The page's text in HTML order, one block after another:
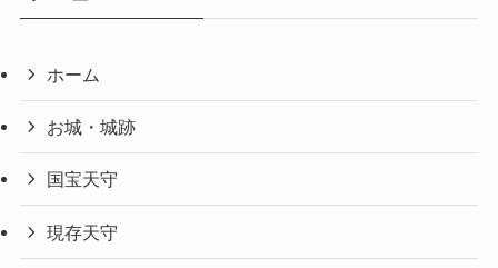
ホーム
お城・城跡
国宝天守
現存天守